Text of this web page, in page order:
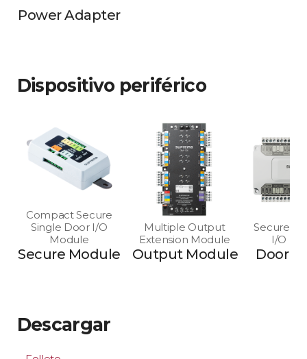
Power Adapter
Dispositivo periférico
Compact Secure
Single Door I/O
Module
Secure Module
Multiple Output
Extension Module
Output Module
Secure
I/O
Door
Descargar